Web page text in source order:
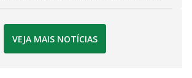
VEJA MAIS NOTÍCIAS